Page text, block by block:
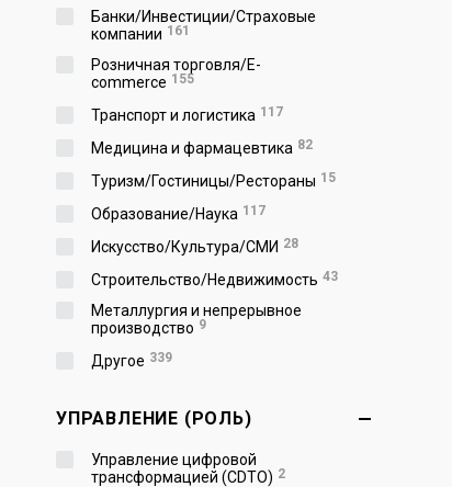
Банки/Инвестиции/Страховые
компании 161
Розничная торговля/E-
commerce 155
Транспорт и логистика 117
Медицина и фармацевтика 82
Туризм/Гостиницы/Рестораны 15
Образование/Наука 117
Искусство/Культура/СМИ 28
Строительство/Недвижимость 43
Металлургия и непрерывное
производство 9
Другое 339
УПРАВЛЕНИЕ (РОЛЬ)
Управление цифровой
трансформацией (CDTO) 2